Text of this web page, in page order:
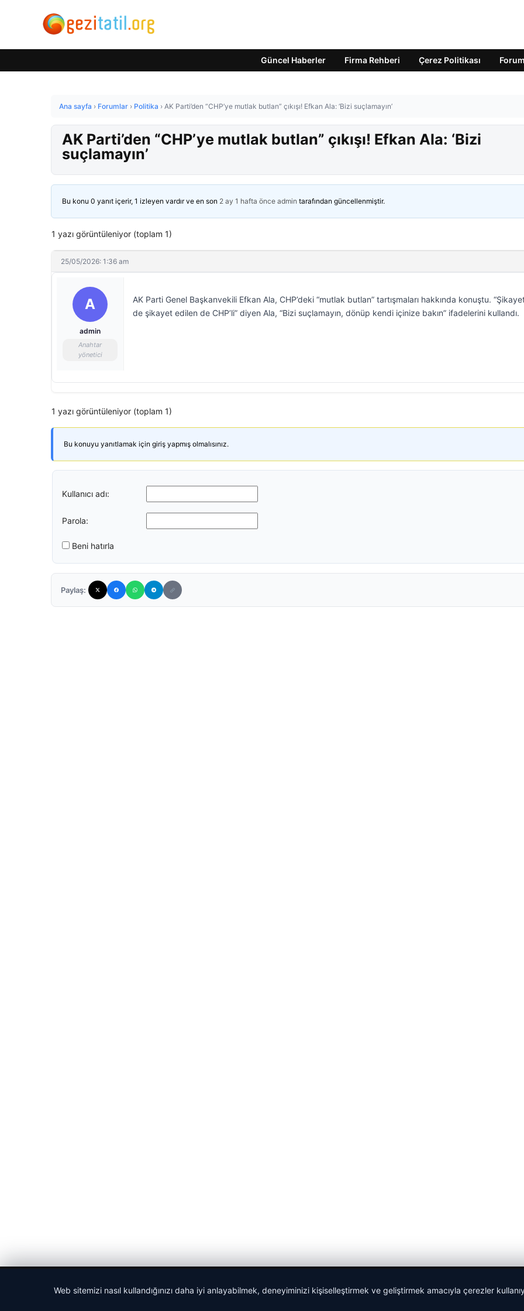
Güncel Haberler Firma Rehberi Çerez Politikası Forum
Ana sayfa › Forumlar › Politika › AK Parti’den “CHP’ye mutlak butlan” çıkışı! Efkan Ala: ‘Bizi suçlamayın’
AK Parti’den “CHP’ye mutlak butlan” çıkışı! Efkan Ala: ‘Bizi
suçlamayın’
Bu konu 0 yanıt içerir, 1 izleyen vardır ve en son 2 ay 1 hafta önce admin tarafından güncellenmiştir.
1 yazı görüntüleniyor (toplam 1)
25/05/2026: 1:36 am
A
admin
Anahtar
yönetici
AK Parti Genel Başkanvekili Efkan Ala, CHP’deki “mutlak butlan” tartışmaları hakkında konuştu.
de şikayet edilen de CHP’li” diyen Ala, “Bizi suçlamayın, dönüp kendi içinize bakın” ifadelerini kullandı.
1 yazı görüntüleniyor (toplam 1)
Bu konuyu yanıtlamak için giriş yapmış olmalısınız.
Kullanıcı adı:
Parola:
Beni hatırla
Paylaş:
Web sitemizi nasıl kullandığınızı daha iyi anlayabilmek, deneyiminizi kişiselleştirmek ve geliştirmek amacıyla çerezler